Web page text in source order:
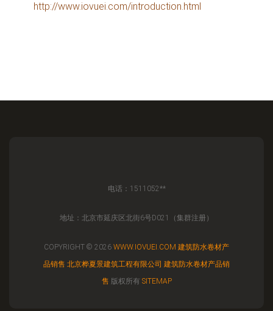
http://www.iovuei.com/introduction.html
电话：1511052**
地址：北京市延庆区北街6号D021（集群注册）
COPYRIGHT © 2026 WWW.IOVUEI.COM 建筑防水卷材产
品销售 北京桦夏景建筑工程有限公司 建筑防水卷材产品销
售 版权所有 SITEMAP